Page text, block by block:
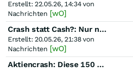
Erstellt: 22.05.26, 14:34 von
Nachrichten [wO]
Crash statt Cash?: Nur noch wenige Tage bis dieses Börsengewitter Anleger treffen könnte
Erstellt: 20.05.26, 21:38 von
Nachrichten [wO]
Aktiencrash: Diese 150 Jahre alte Börsen-Grafik warnt vor 2026 – Mehr als Hokuspokus?